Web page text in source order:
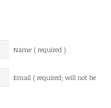
Name ( required )
Email ( required; will not be